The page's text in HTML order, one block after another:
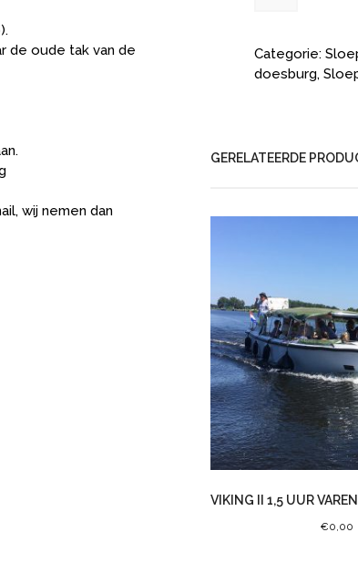
Categorie:
doesburg,
de oude tak van de
wij nemen dan
GERELATEERDE
VIKING II 1,5 UUR VAREN
€0,00